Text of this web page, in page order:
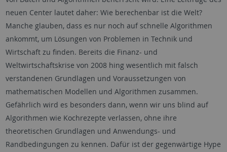
neuen Center lautet daher: Wie berechenbar ist die Welt?
Manche glauben, dass es nur noch auf schnelle Algorithmen
ankommt, um Lösungen von Problemen in Technik und
Wirtschaft zu finden. Bereits die Finanz- und
Weltwirtschaftskrise von 2008 hing wesentlich mit falsch
verstandenen Grundlagen und Voraussetzungen von
mathematischen Modellen und Algorithmen zusammen.
Gefährlich wird es besonders dann, wenn wir uns blind auf
Algorithmen wie Kochrezepte verlassen, ohne ihre
theoretischen Grundlagen und Anwendungs- und
Randbedingungen zu kennen. Dafür ist der gegenwärtige Hype